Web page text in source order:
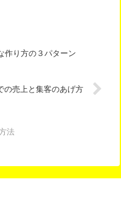
作り方の３パターン
の売上と集客のあげ方
法